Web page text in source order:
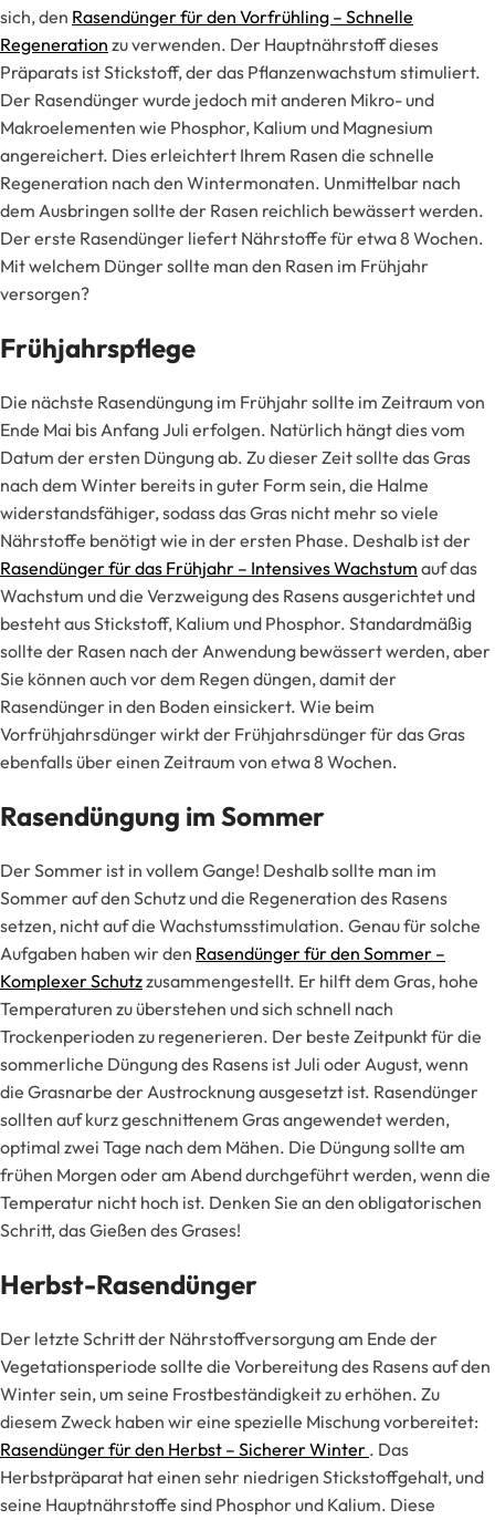
sich, den Rasendünger für den Vorfrühling – Schnelle
Regeneration zu verwenden. Der Hauptnährstoff dieses
Präparats ist Stickstoff, der das Pflanzenwachstum stimuliert.
Der Rasendünger wurde jedoch mit anderen Mikro- und
Makroelementen wie Phosphor, Kalium und Magnesium
angereichert. Dies erleichtert Ihrem Rasen die schnelle
Regeneration nach den Wintermonaten. Unmittelbar nach
dem Ausbringen sollte der Rasen reichlich bewässert werden.
Der erste Rasendünger liefert Nährstoffe für etwa 8 Wochen.
Mit welchem Dünger sollte man den Rasen im Frühjahr
versorgen?
Frühjahrspflege
Die nächste Rasendüngung im Frühjahr sollte im Zeitraum von
Ende Mai bis Anfang Juli erfolgen. Natürlich hängt dies vom
Datum der ersten Düngung ab. Zu dieser Zeit sollte das Gras
nach dem Winter bereits in guter Form sein, die Halme
widerstandsfähiger, sodass das Gras nicht mehr so viele
Nährstoffe benötigt wie in der ersten Phase. Deshalb ist der
Rasendünger für das Frühjahr – Intensives Wachstum auf das
Wachstum und die Verzweigung des Rasens ausgerichtet und
besteht aus Stickstoff, Kalium und Phosphor. Standardmäßig
sollte der Rasen nach der Anwendung bewässert werden, aber
Sie können auch vor dem Regen düngen, damit der
Rasendünger in den Boden einsickert. Wie beim
Vorfrühjahrsdünger wirkt der Frühjahrsdünger für das Gras
ebenfalls über einen Zeitraum von etwa 8 Wochen.
Rasendüngung im Sommer
Der Sommer ist in vollem Gange! Deshalb sollte man im
Sommer auf den Schutz und die Regeneration des Rasens
setzen, nicht auf die Wachstumsstimulation. Genau für solche
Aufgaben haben wir den Rasendünger für den Sommer –
Komplexer Schutzzusammengestellt. Er hilft dem Gras, hohe
Temperaturen zu überstehen und sich schnell nach
Trockenperioden zu regenerieren. Der beste Zeitpunkt für die
sommerliche Düngung des Rasens ist Juli oder August, wenn
die Grasnarbe der Austrocknung ausgesetzt ist. Rasendünger
sollten auf kurz geschnittenem Gras angewendet werden,
optimal zwei Tage nach dem Mähen. Die Düngung sollte am
frühen Morgen oder am Abend durchgeführt werden, wenn die
Temperatur nicht hoch ist. Denken Sie an den obligatorischen
Schritt, das Gießen des Grases!
Herbst-Rasendünger
Der letzte Schritt der Nährstoffversorgung am Ende der
Vegetationsperiode sollte die Vorbereitung des Rasens auf den
Winter sein, um seine Frostbeständigkeit zu erhöhen. Zu
diesem Zweck haben wir eine spezielle Mischung vorbereitet:
Rasendünger für den Herbst – Sicherer Winter . Das
Herbstpräparat hat einen sehr niedrigen Stickstoffgehalt, und
seine Hauptnährstoffe sind Phosphor und Kalium. Diese